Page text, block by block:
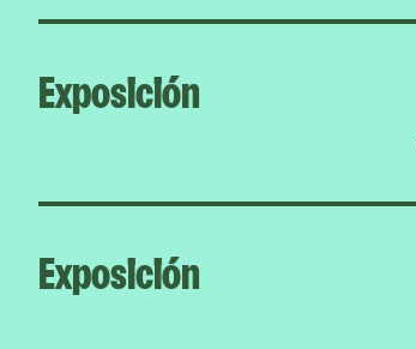
Exposición
Exposición